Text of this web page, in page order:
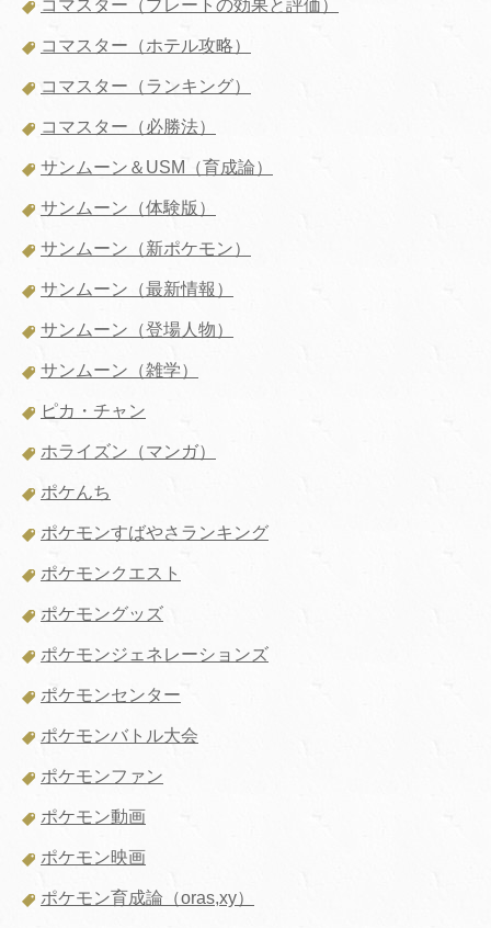
コマスター（プレートの効果と評価）
コマスター（ホテル攻略）
コマスター（ランキング）
コマスター（必勝法）
サンムーン＆USM（育成論）
サンムーン（体験版）
サンムーン（新ポケモン）
サンムーン（最新情報）
サンムーン（登場人物）
サンムーン（雑学）
ピカ・チャン
ホライズン（マンガ）
ポケんち
ポケモンすばやさランキング
ポケモンクエスト
ポケモングッズ
ポケモンジェネレーションズ
ポケモンセンター
ポケモンバトル大会
ポケモンファン
ポケモン動画
ポケモン映画
ポケモン育成論（oras,xy）